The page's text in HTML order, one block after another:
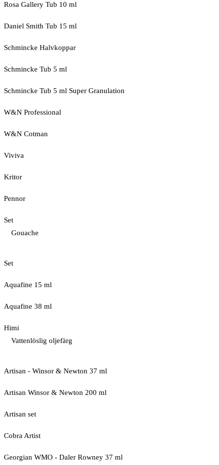
Rosa Gallery Tub 10 ml
Daniel Smith Tub 15 ml
Schmincke Halvkoppar
Schmincke Tub 5 ml
Schmincke Tub 5 ml Super Granulation
W&N Professional
W&N Cotman
Viviva
Kritor
Pennor
Set
Gouache
Set
Aquafine 15 ml
Aquafine 38 ml
Himi
Vattenlöslig oljefärg
Artisan - Winsor & Newton 37 ml
Artisan Winsor & Newton 200 ml
Artisan set
Cobra Artist
Georgian WMO - Daler Rowney 37 ml